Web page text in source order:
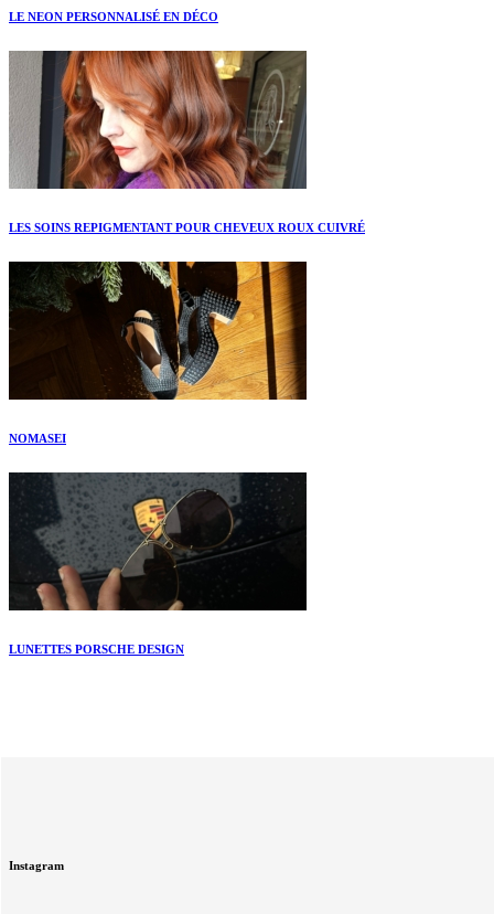
LE NEON PERSONNALISÉ EN DÉCO
LES SOINS REPIGMENTANT POUR CHEVEUX ROUX CUIVRÉ
NOMASEI
LUNETTES PORSCHE DESIGN
Instagram